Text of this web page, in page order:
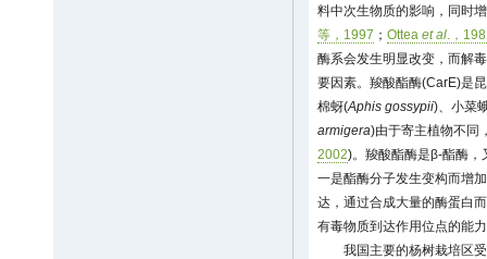
料中次生物质的影响，同时
等，1997 ； Ottea et al .，
酶系会发生明显改变，而解
要因素。羧酸酯酶(CarE)是
棉蚜(Aphis gossypii)、小菜
armigera)由于寄主植物不同
2002)。羧酸酯酶是β-酯酶，
一是酯酶分子发生变构而增
达，通过合成大量的酶蛋白
有毒物质到达作用位点的能
我国主要的杨树栽培区